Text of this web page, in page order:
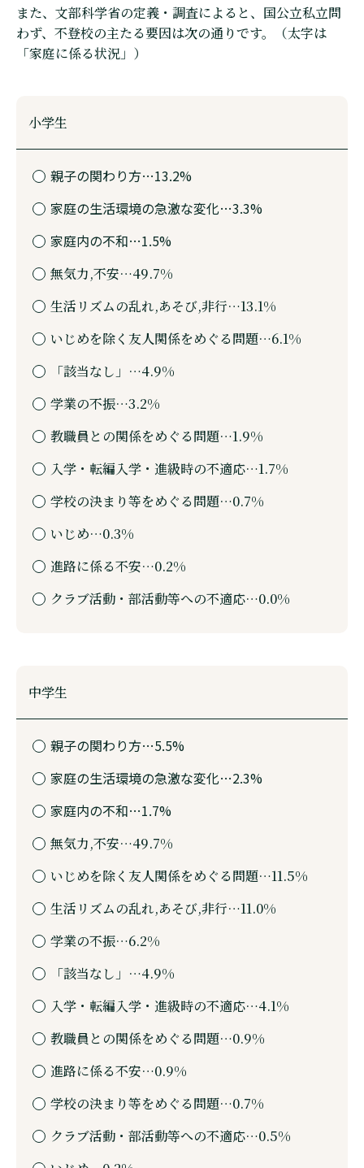
また、文部科学省の定義・調査によると、国公立私立問
わず、不登校の主たる要因は次の通りです。（太字は
「家庭に係る状況」）
小学生
親子の関わり方…13.2%
家庭の生活環境の急激な変化…3.3%
家庭内の不和…1.5%
無気力,不安…49.7%
生活リズムの乱れ,あそび,非行…13.1%
いじめを除く友人関係をめぐる問題…6.1%
「該当なし」…4.9%
学業の不振…3.2%
教職員との関係をめぐる問題…1.9%
入学・転編入学・進級時の不適応…1.7%
学校の決まり等をめぐる問題…0.7%
いじめ…0.3%
進路に係る不安…0.2%
クラブ活動・部活動等への不適応…0.0%
中学生
親子の関わり方…5.5%
家庭の生活環境の急激な変化…2.3%
家庭内の不和…1.7%
無気力,不安…49.7%
いじめを除く友人関係をめぐる問題…11.5%
生活リズムの乱れ,あそび,非行…11.0%
学業の不振…6.2%
「該当なし」…4.9%
入学・転編入学・進級時の不適応…4.1%
教職員との関係をめぐる問題…0.9%
進路に係る不安…0.9%
学校の決まり等をめぐる問題…0.7%
クラブ活動・部活動等への不適応…0.5%